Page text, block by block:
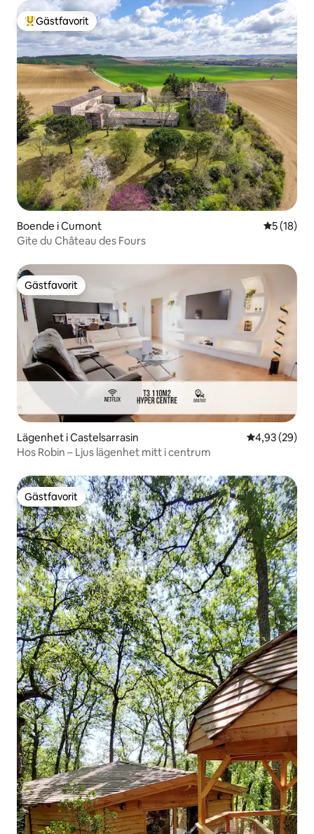
Populär gästfavorit
Gästfavorit
Boende i Cumont 5 av 5 i
5 (18)
Gite du Château des Fours
Gästfavorit
Gästfavorit
Lägenhet i Castelsarrasin 4,93 av 5 i
4,93 (29)
Hos Robin – Ljus lägenhet mitt i centrum
Gästfavorit
Gästfavorit